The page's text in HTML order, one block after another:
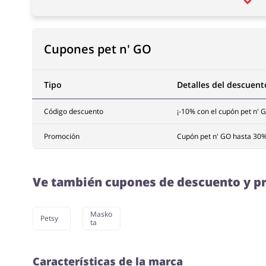
Cupones pet n' GO
Tipo Detalles del
Código descuento ¡-10% con el cupón pet n'
Promoción Cupón pet n' GO hasta
Ve también cupones de descuento y
Petsy
Masko
ta
Características de la marca